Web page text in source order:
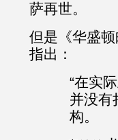
萨再世。
但是《华盛
指出：
“在实
并没有
构。